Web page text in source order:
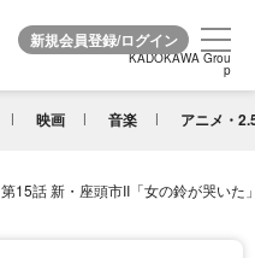
KADOKAWA Grou
p
映画 音楽 アニメ・
KADOKAWA Grou
p
第15話 新・座頭市II「女の鈴が哭いた